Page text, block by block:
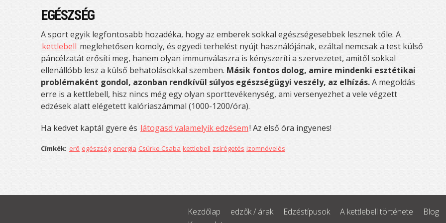
EGÉSZSÉG
A sport egyik legfontosabb hozadéka, hogy az emberek sokkal egészségesebbek lesznek tőle. A
kettlebell meglehetősen komoly, és egyedi terhelést nyújt használójának, ezáltal nemcsak a test külső
páncélzatát erősíti meg, hanem olyan immunválaszra is kényszeríti a szervezetet, amitől sokkal
ellenállóbb lesz a külső behatolásokkal szemben. Másik fontos dolog, amire mindenki esztétikai
problémaként gondol, azonban rendkívül súlyos egészségügyi veszély, az elhízás.A megoldás
erre is a kettlebell, hisz nincs még egy olyan sporttevékenység, ami versenyezhet a vele végzett
edzések alatt elégetett kalóriaszámmal (1000-1200/óra).
Ha kedvet kaptál gyere és látogasd valamelyik edzésem! Az első óra ingyenes!
Címkék: erő egészség energia Csürke Csaba kettlebell zsírégetés izomnövelés
Kezdőlap edzők / árak Edzéstípusok A kettlebell története
Blog